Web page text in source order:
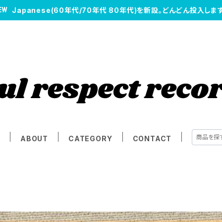
Japanese(60年代/70年代 80年代)を新設。どんどん投入します
ABOUT CATEGORY CONTACT